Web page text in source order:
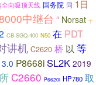
全向吸顶天线 国务院 同 1日
中继台 “ Norsat 十
CB-SGQ-400 N50 在 PDT
讲机 C2620 桥 以 等
3.0 P8668i SL2K 2019
C2660 P6620i HP780 取